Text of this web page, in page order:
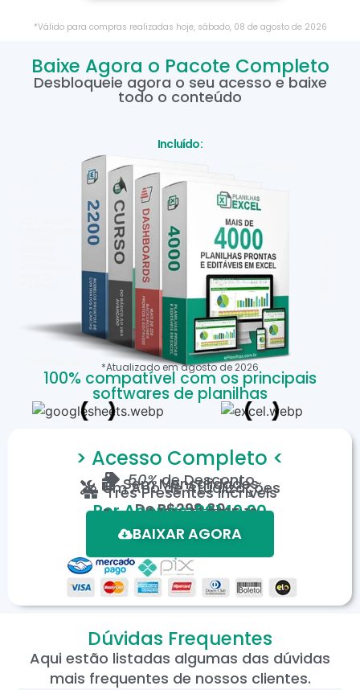
*Válido para compras realizadas hoje, sábado, 08 de agostode 2026
Baixe Agora o Pacote Completo
Desbloqueie agora o seu acesso e baixe
todo o conteúdo
Incluído:
*Atualizado emagostode 2026
100% compatível com os principais
softwares de planilhas
> Acesso Completo <
50%de Desconto
Sem Mensalidades
Um Ano de Atualizações
Três Presentes Incríveis
DeR$299,80
Por Apenas: R$149,90
Em até 12X de R$15,19
*Oferta válida por tempo limitado.
BAIXAR AGORA
Dúvidas Frequentes
Aqui estão listadas algumas das dúvidas
mais frequentes de nossos clientes.